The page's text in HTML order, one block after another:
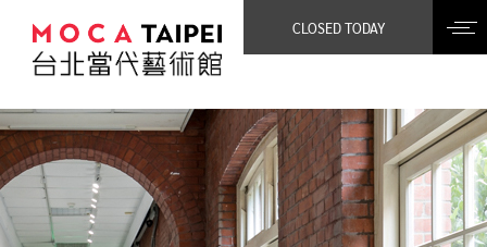
CLOSED TODAY